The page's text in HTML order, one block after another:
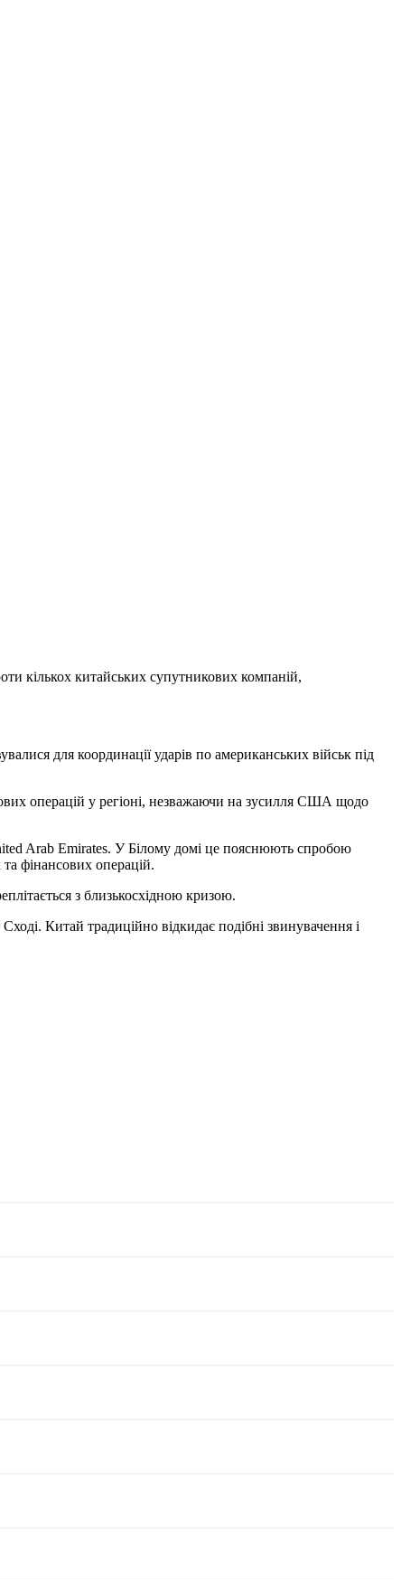
кількох китайських супутникових компаній,
для координації ударів по американських військ під
операцій у регіоні, незважаючи на зусилля США щодо
Arab Emirates. У Білому домі це пояснюють спробою
фінансових операцій.
з близькосхідною кризою.
Китай традиційно відкидає подібні звинувачення і